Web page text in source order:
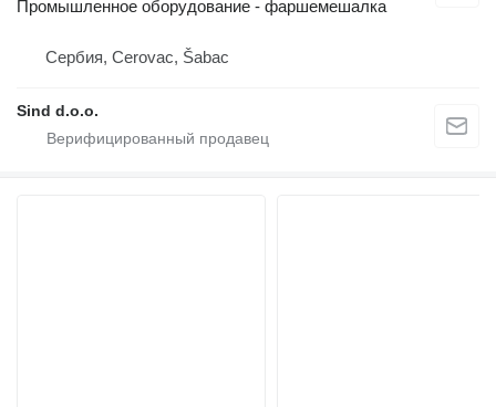
Промышленное оборудование - фаршемешалка
Сербия, Cerovac, Šabac
Sind d.o.o.